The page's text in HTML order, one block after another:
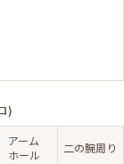
)
アーム
ホール
二の腕周り